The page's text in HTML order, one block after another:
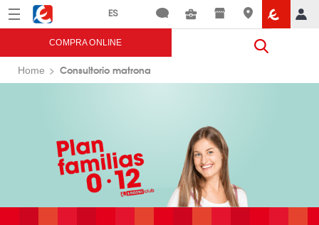
Menú Eroski
COMPRA ONLINE
Home Consultorio matrona